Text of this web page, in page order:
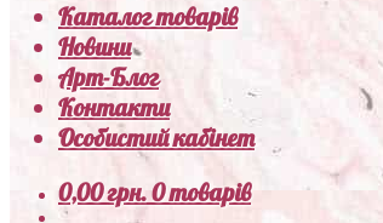
Каталог товарів
Новини
Арт-Блог
Контакти
Особистий кабінет
0,00грн.0 товарів